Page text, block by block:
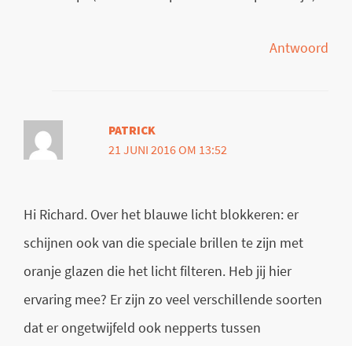
Antwoord
PATRICK
21 JUNI 2016 OM 13:52
Hi Richard. Over het blauwe licht blokkeren: er
schijnen ook van die speciale brillen te zijn met
oranje glazen die het licht filteren. Heb jij hier
ervaring mee? Er zijn zo veel verschillende soorten
dat er ongetwijfeld ook nepperts tussen